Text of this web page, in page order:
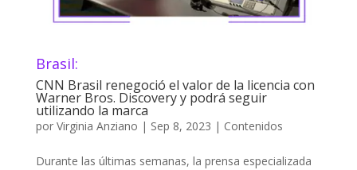
Brasil:
CNN Brasil renegoció el valor de la licencia con
Warner Bros. Discovery y podrá seguir
utilizando la marca
por Virginia Anziano | Sep 8, 2023 | Contenidos
Durante las últimas semanas, la prensa especializada